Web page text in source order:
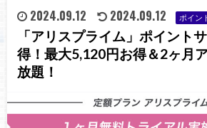
2024.09.12 2024.09.12 ポイン
「アリスプライム」ポイント
得！最大5,120円お得＆2ヶ月
放題！